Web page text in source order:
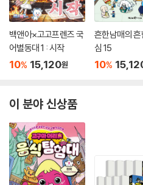
백앤아×고고프렌즈 국
어별동대 1 : 시작
10% 15,120원
흔한남매의 흔
심 15
10%
이 분야 신상품